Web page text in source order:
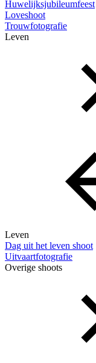
Huwelijksjubileumfeest
Loveshoot
Trouwfotografie
Leven
Leven
Dag uit het leven shoot
Uitvaartfotografie
Overige shoots